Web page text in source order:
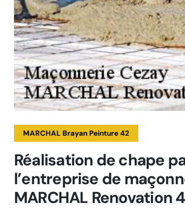
MARCHAL Brayan Peinture 42
Réalisation de chape
l’entreprise de
MARCHAL Renovation